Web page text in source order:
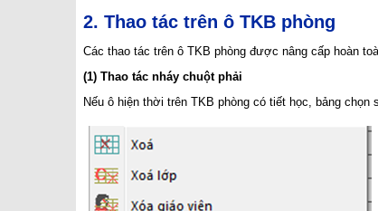
2. Thao tác trên ô TKB phòng
Các thao tác trên ô TKB phòng được nâng cấp hoàn
(1) Thao tác nháy chuột phải
Nếu ô hiện thời trên TKB phòng có tiết học, bảng